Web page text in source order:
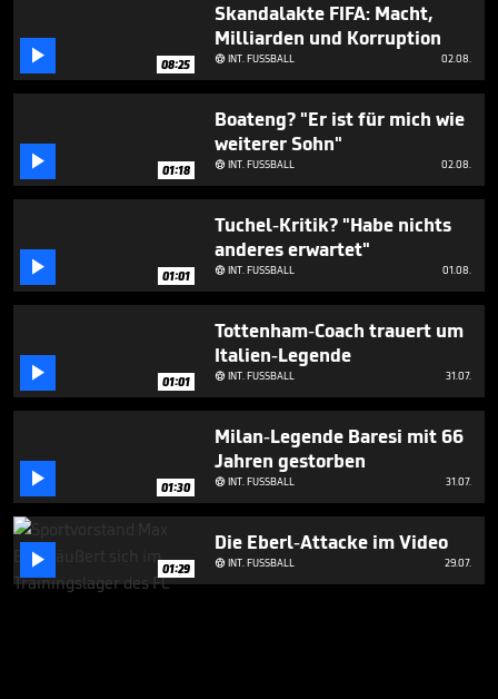
 08:25
Skandalakte FIFA: Macht,
Milliarden und Korruption
INT. FUSSBALL 02.08.
 01:18
Boateng? "Er ist für mich wie
weiterer Sohn"
INT. FUSSBALL 02.08.
 01:01
Tuchel-Kritik? "Habe nichts
anderes erwartet"
INT. FUSSBALL 01.08.
 01:01
Tottenham-Coach trauert um
Italien-Legende
INT. FUSSBALL 31.07.
 01:30
Milan-Legende Baresi mit 66
Jahren gestorben
INT. FUSSBALL 31.07.
 01:29
Die Eberl-Attacke im Video
INT. FUSSBALL 29.07.